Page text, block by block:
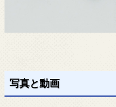
写真と動画